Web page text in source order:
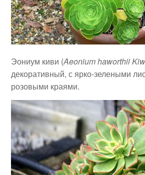
Эониум киви (Aeonium haworthii
декоративный, с ярко-зелеными
розовыми краями.